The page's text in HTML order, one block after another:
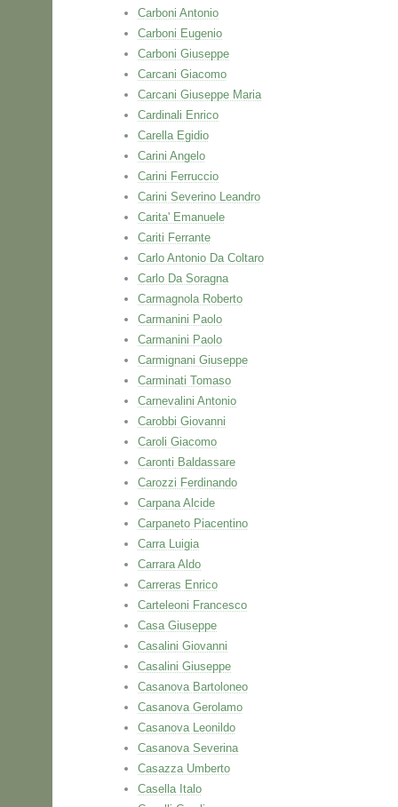
Carboni Antonio
Carboni Eugenio
Carboni Giuseppe
Carcani Giacomo
Carcani Giuseppe Maria
Cardinali Enrico
Carella Egidio
Carini Angelo
Carini Ferruccio
Carini Severino Leandro
Carita' Emanuele
Cariti Ferrante
Carlo Antonio Da Coltaro
Carlo Da Soragna
Carmagnola Roberto
Carmanini Paolo
Carmanini Paolo
Carmignani Giuseppe
Carminati Tomaso
Carnevalini Antonio
Carobbi Giovanni
Caroli Giacomo
Caronti Baldassare
Carozzi Ferdinando
Carpana Alcide
Carpaneto Piacentino
Carra Luigia
Carrara Aldo
Carreras Enrico
Carteleoni Francesco
Casa Giuseppe
Casalini Giovanni
Casalini Giuseppe
Casanova Bartoloneo
Casanova Gerolamo
Casanova Leonildo
Casanova Severina
Casazza Umberto
Casella Italo